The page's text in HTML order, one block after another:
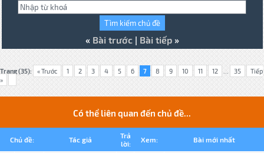
« Bài trước| Bài tiếp»
Trang (35): « Trước 1 2 3 4 5 6 7 8 9 10 11 12 ... 35
Tiếp
»
Có thể liên quan đến chủ đề...
Chủ đề: Tác giả
Trả
lời:
Xem: Bài mới nhất